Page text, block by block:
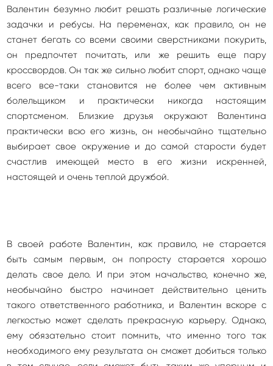
Валентин безумно любит решать различные логические
задачки и ребусы. На переменах, как правило, он не
станет бегать со всеми своими сверстниками покурить,
он предпочтет почитать, или же решить еще пару
кроссвордов. Он так же сильно любит спорт, однако чаще
всего все-таки становится не более чем активным
болельщиком и практически никогда настоящим
спортсменом. Близкие друзья окружают Валентина
практически всю его жизнь, он необычайно тщательно
выбирает свое окружение и до самой старости будет
счастлив имеющей место в его жизни искренней,
настоящей и очень теплой дружбой.
В своей работе Валентин, как правило, не старается
быть самым первым, он попросту старается хорошо
делать свое дело. И при этом начальство, конечно же,
необычайно быстро начинает действительно ценить
такого ответственного работника, и Валентин вскоре с
легкостью может сделать прекрасную карьеру. Однако,
ему обязательно стоит помнить, что именно того так
необходимого ему результата он сможет добиться только